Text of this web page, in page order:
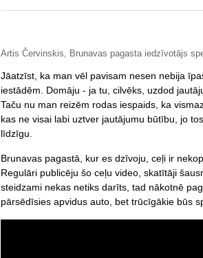
Artis Červinskis, Brunavas pagasta iedzīvotājs
Jāatzīst, ka man vēl pavisam nesen nebija
iestādēm. Domāju - ja tu, cilvēks, uzdod
Taču nu man reizēm rodas iespaids, ka
kas ne visai labi uztver jautājumu būtību, jo
līdzīgu.
Brunavas pagastā, kur es dzīvoju, ceļi ir
Regulāri publicēju šo ceļu video, skatītāji
steidzami nekas netiks darīts, tad nākotnē
pārsēdīsies apvidus auto, bet trūcīgākie būs